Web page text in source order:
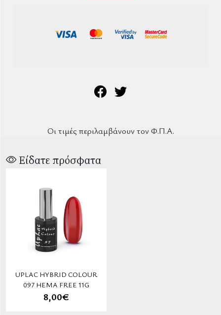
Οι τιμές περιλαμβάνουν τον Φ.Π.Α.
Είδατε πρόσφατα
UPLAC HYBRID COLOUR
097 HEMA FREE 11G
8,00€